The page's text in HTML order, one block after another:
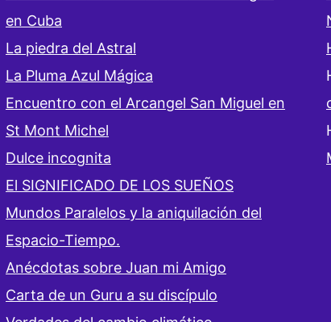
en Cuba
La piedra del Astral
La Pluma Azul Mágica
Encuentro con el Arcangel San Miguel en
St Mont Michel
Dulce incognita
El SIGNIFICADO DE LOS SUEÑOS
Mundos Paralelos y la aniquilación del
Espacio-Tiempo.
Anécdotas sobre Juan mi Amigo
Carta de un Guru a su discípulo